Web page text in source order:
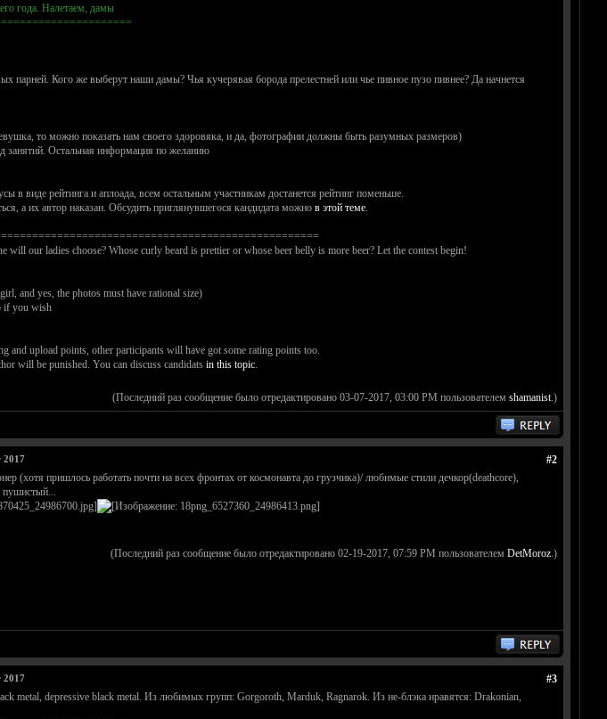
года. Налетаем, дамы
Кого же выберут наши дамы? Чья кучерявая борода прелестней или чье пивное пузо пивнее? Да начнется
то можно показать нам своего здоровяка, и да, фотографии должны быть разумных размеров)
занятий. Остальная информация по желанию
виде рейтинга и аплоада, всем остальным участникам достанется рейтинг поменьше.
а их автор наказан. Обсудить приглянувшегося кандидата можно в этой теме.
our ladies choose? Whose curly beard is prettier or whose beer belly is more beer? Let the contest begin!
and yes, the photos must have rational size)
if you wish
and upload points, other participants will have got some rating points too.
will be punished. You can discuss candidats in this topic.
(Последний раз сообщение было отредактировано 03-07-2017, 03:00 PM пользователем shamanist.)
#2
2017
(хотя пришлось работать почти на всех фронтах от космонавта до грузчика)/ любимые стили дечкор(deathcore),
пушистый...
(Последний раз сообщение было отредактировано 02-19-2017, 07:59 PM пользователем DetMoroz.)
#3
2017
metal, depressive black metal. Из любимых групп: Gorgoroth, Marduk, Ragnarok. Из не-блэка нравятся: Drakonian,